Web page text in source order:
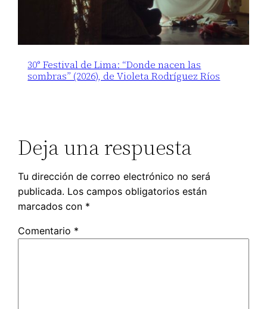
30° Festival de Lima: “Donde nacen las
sombras” (2026), de Violeta Rodríguez Ríos
Deja una respuesta
Tu dirección de correo electrónico no será
publicada. Los campos obligatorios están
marcados con *
Comentario *